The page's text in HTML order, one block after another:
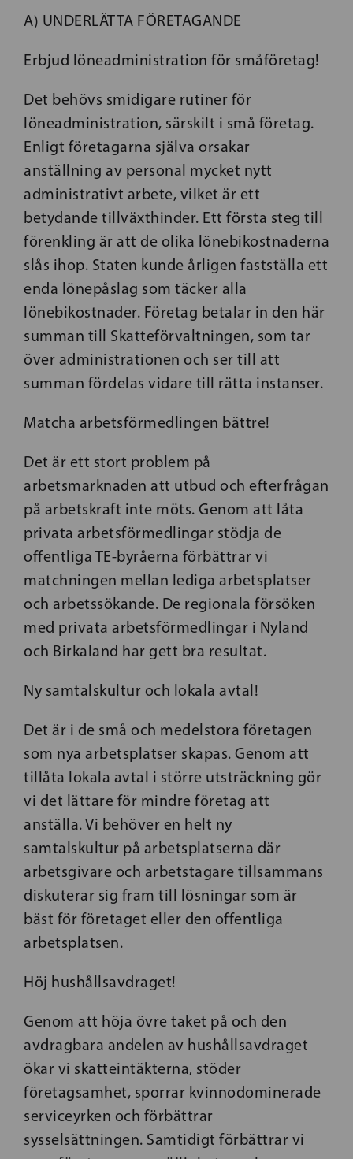
A) UNDERLÄTTA FÖRETAGANDE
Erbjud löneadministration för småföretag!
Det behövs smidigare rutiner för
löneadministration, särskilt i små företag.
Enligt företagarna själva orsakar
anställning av personal mycket nytt
administrativt arbete, vilket är ett
betydande tillväxthinder. Ett första steg till
förenkling är att de olika lönebikostnaderna
slås ihop. Staten kunde årligen fastställa ett
enda lönepåslag som täcker alla
lönebikostnader. Företag betalar in den här
summan till Skatteförvaltningen, som tar
över administrationen och ser till att
summan fördelas vidare till rätta instanser.
Matcha arbetsförmedlingen bättre!
Det är ett stort problem på
arbetsmarknaden att utbud och efterfrågan
på arbetskraft inte möts. Genom att låta
privata arbetsförmedlingar stödja de
offentliga TE-byråerna förbättrar vi
matchningen mellan lediga arbetsplatser
och arbetssökande. De regionala försöken
med privata arbetsförmedlingar i Nyland
och Birkaland har gett bra resultat.
Ny samtalskultur och lokala avtal!
Det är i de små och medelstora företagen
som nya arbetsplatser skapas. Genom att
tillåta lokala avtal i större utsträckning gör
vi det lättare för mindre företag att
anställa. Vi behöver en helt ny
samtalskultur på arbetsplatserna där
arbetsgivare och arbetstagare tillsammans
diskuterar sig fram till lösningar som är
bäst för företaget eller den offentliga
arbetsplatsen.
Höj hushållsavdraget!
Genom att höja övre taket på och den
avdragbara andelen av hushållsavdraget
ökar vi skatteintäkterna, stöder
företagsamhet, sporrar kvinnodominerade
serviceyrken och förbättrar
sysselsättningen. Samtidigt förbättrar vi